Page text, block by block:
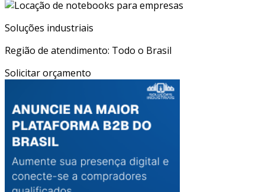
Soluções industriais
Região de atendimento: Todo o Brasil
Solicitar orçamento